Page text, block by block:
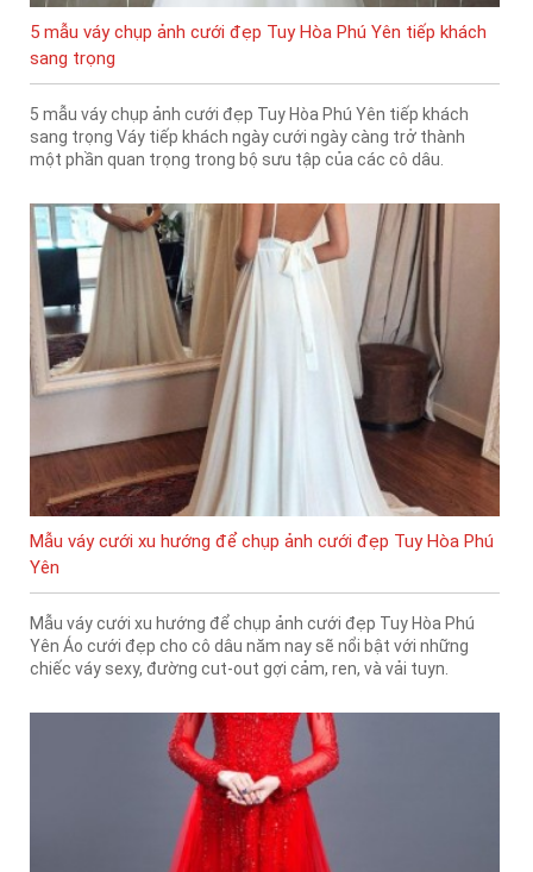
5 mẫu váy chụp ảnh cưới đẹp Tuy Hòa Phú Yên tiếp khách
sang trọng
5 mẫu váy chụp ảnh cưới đẹp Tuy Hòa Phú Yên tiếp khách
sang trọng Váy tiếp khách ngày cưới ngày càng trở thành
một phần quan trọng trong bộ sưu tập của các cô dâu.
Mẫu váy cưới xu hướng để chụp ảnh cưới đẹp Tuy Hòa Phú
Yên
Mẫu váy cưới xu hướng để chụp ảnh cưới đẹp Tuy Hòa Phú
Yên Áo cưới đẹp cho cô dâu năm nay sẽ nổi bật với những
chiếc váy sexy, đường cut-out gợi cảm, ren, và vải tuyn.